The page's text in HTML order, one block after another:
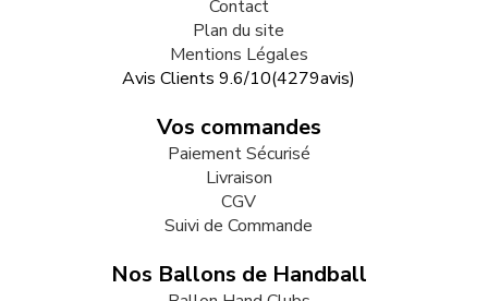
Contact
Plan du site
Mentions Légales
Avis Clients 9.6/10(4279avis)
Vos commandes
Paiement Sécurisé
Livraison
CGV
Suivi de Commande
Nos Ballons de Handball